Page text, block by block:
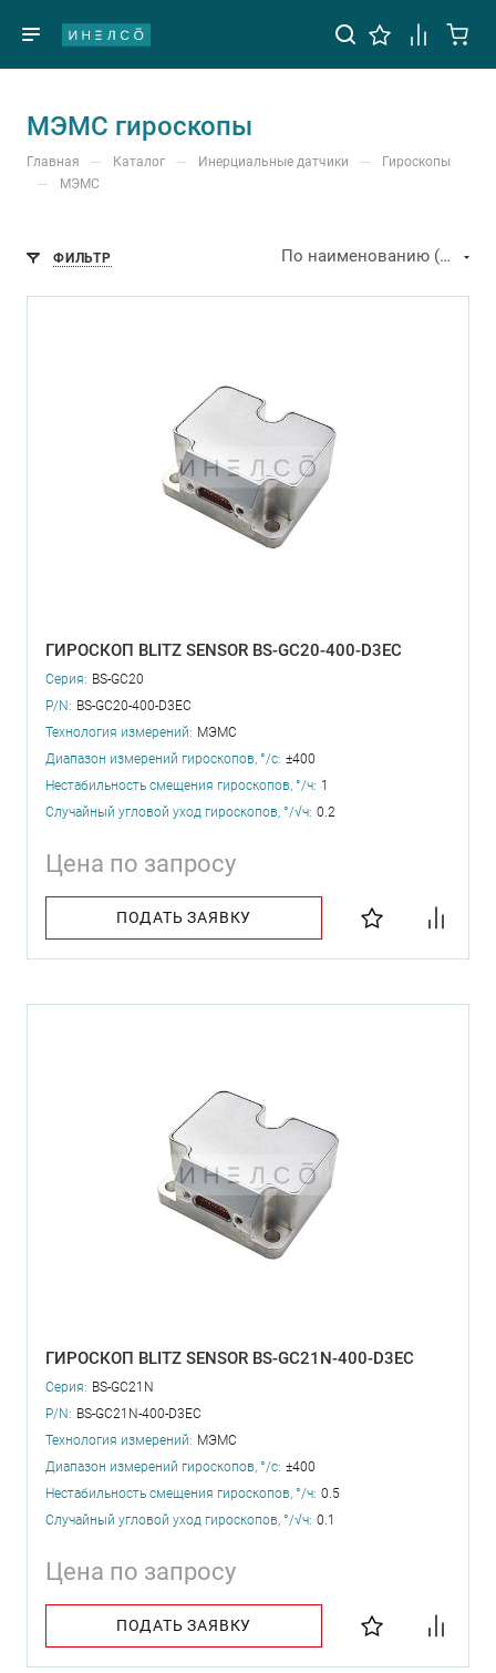
МЭМС гироскопы
Главная — Каталог — Инерциальные датчики — Гироскопы
— МЭМС
ФИЛЬТР По наименованию (А-Я)
ГИРОСКОП BLITZ SENSOR BS-GC20-400-D3EC
Серия: BS-GC20
P/N: BS-GC20-400-D3EC
Технология измерений: МЭМС
Диапазон измерений гироскопов, °/с: ±400
Нестабильность смещения гироскопов, °/ч: 1
Случайный угловой уход гироскопов, °/√ч: 0.2
Цена по запросу
ПОДАТЬ ЗАЯВКУ
ГИРОСКОП BLITZ SENSOR BS-GC21N-400-D3EC
Серия: BS-GC21N
P/N: BS-GC21N-400-D3EC
Технология измерений: МЭМС
Диапазон измерений гироскопов, °/с: ±400
Нестабильность смещения гироскопов, °/ч: 0.5
Случайный угловой уход гироскопов, °/√ч: 0.1
Цена по запросу
ПОДАТЬ ЗАЯВКУ